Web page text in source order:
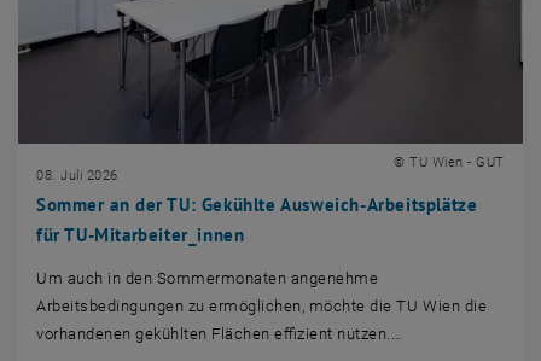
Sommer an der TU: Gekühlte Ausweich-Arbeitsplätze
für TU-Mitarbeiter_innen
08. Juli 2026
© TU Wien - GUT
Um auch in den Sommermonaten angenehme
Arbeitsbedingungen zu ermöglichen, möchte die TU Wien die
vorhandenen gekühlten Flächen effizient nutzen.…